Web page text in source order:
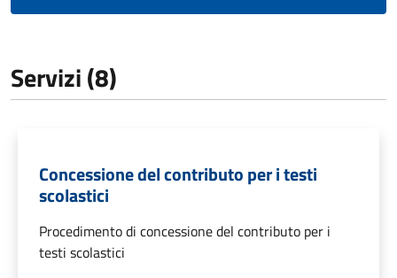
Servizi (8)
Concessione del contributo per i testi
scolastici
Procedimento di concessione del contributo per i
testi scolastici